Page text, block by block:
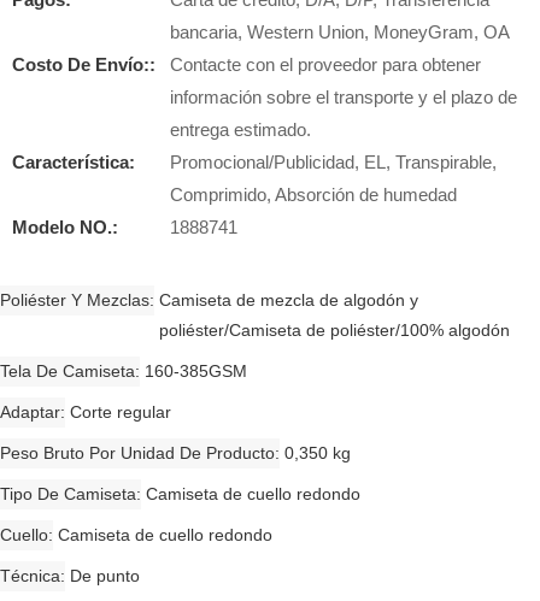
bancaria, Western Union, MoneyGram, OA
Costo De Envío::
Contacte con el proveedor para obtener
información sobre el transporte y el plazo de
entrega estimado.
Característica:
Promocional/Publicidad, EL, Transpirable,
Comprimido, Absorción de humedad
Modelo NO.:
1888741
Poliéster Y Mezclas Camiseta de mezcla de algodón y
poliéster/Camiseta de poliéster/100% algodón
Tela De Camiseta 160-385GSM
Adaptar Corte regular
Peso Bruto Por Unidad De Producto 0,350 kg
Tipo De Camiseta Camiseta de cuello redondo
Cuello Camiseta de cuello redondo
Técnica De punto